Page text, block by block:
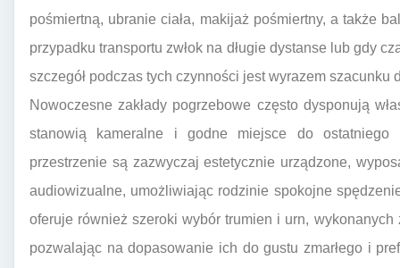
pośmiertną, ubranie ciała, makijaż pośmiertny, a także
przypadku transportu zwłok na długie dystanse lub gdy
szczegół podczas tych czynności jest wyrazem szacunku
Nowoczesne zakłady pogrzebowe często dysponują
stanowią kameralne i godne miejsce do ostatniego
przestrzenie są zazwyczaj estetycznie urządzone,
audiowizualne, umożliwiając rodzinie spokojne
oferuje również szeroki wybór trumien i urn,
pozwalając na dopasowanie ich do gustu zmarłego i